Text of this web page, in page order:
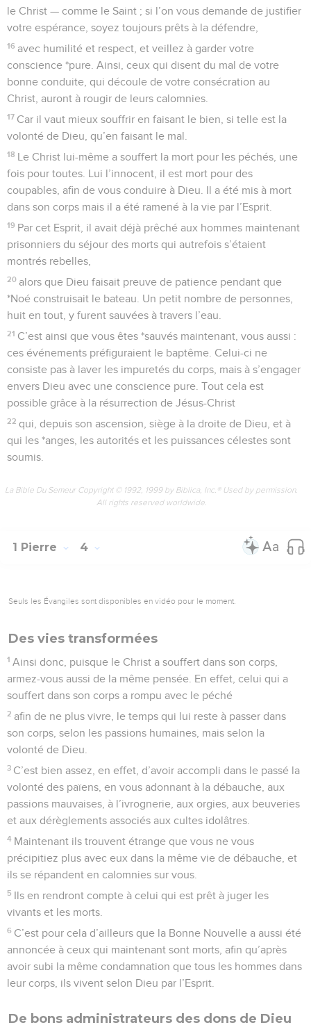
le Christ — comme le Saint ; si l’on vous demande de justifier
votre espérance, soyez toujours prêts à la défendre,
16 avec humilité et respect, et veillez à garder votre
conscience *pure. Ainsi, ceux qui disent du mal de votre
bonne conduite, qui découle de votre consécration au
Christ, auront à rougir de leurs calomnies.
17 Car il vaut mieux souffrir en faisant le bien, si telle est la
volonté de Dieu, qu’en faisant le mal.
18 Le Christ lui-même a souffert la mort pour les péchés, une
fois pour toutes. Lui l’innocent, il est mort pour des
coupables, afin de vous conduire à Dieu. Il a été mis à mort
dans son corps mais il a été ramené à la vie par l’Esprit.
19 Par cet Esprit, il avait déjà prêché aux hommes maintenant
prisonniers du séjour des morts qui autrefois s’étaient
montrés rebelles,
20 alors que Dieu faisait preuve de patience pendant que
*Noé construisait le bateau. Un petit nombre de personnes,
huit en tout, y furent sauvées à travers l’eau.
21 C’est ainsi que vous êtes *sauvés maintenant, vous aussi :
ces événements préfiguraient le baptême. Celui-ci ne
consiste pas à laver les impuretés du corps, mais à s’engager
envers Dieu avec une conscience pure. Tout cela est
possible grâce à la résurrection de Jésus-Christ
22 qui, depuis son ascension, siège à la droite de Dieu, et à
qui les *anges, les autorités et les puissances célestes sont
soumis.
La Bible Du Semeur Copyright © 1992, 1999 by Biblica, Inc.® Used by permission.
All rights reserved worldwide.
1 Pierre 4
Seuls les Évangiles sont disponibles en vidéo pour le moment.
Des vies transformées
1 Ainsi donc, puisque le Christ a souffert dans son corps,
armez-vous aussi de la même pensée. En effet, celui qui a
souffert dans son corps a rompu avec le péché
2 afin de ne plus vivre, le temps qui lui reste à passer dans
son corps, selon les passions humaines, mais selon la
volonté de Dieu.
3 C’est bien assez, en effet, d’avoir accompli dans le passé la
volonté des païens, en vous adonnant à la débauche, aux
passions mauvaises, à l’ivrognerie, aux orgies, aux beuveries
et aux dérèglements associés aux cultes idolâtres.
4 Maintenant ils trouvent étrange que vous ne vous
précipitiez plus avec eux dans la même vie de débauche, et
ils se répandent en calomnies sur vous.
5 Ils en rendront compte à celui qui est prêt à juger les
vivants et les morts.
6 C’est pour cela d’ailleurs que la Bonne Nouvelle a aussi été
annoncée à ceux qui maintenant sont morts, afin qu’après
avoir subi la même condamnation que tous les hommes dans
leur corps, ils vivent selon Dieu par l’Esprit.
De bons administrateurs des dons de Dieu